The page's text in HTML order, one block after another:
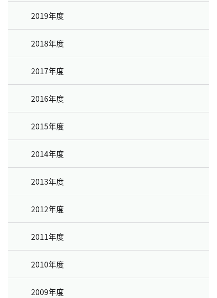
2019年度
2018年度
2017年度
2016年度
2015年度
2014年度
2013年度
2012年度
2011年度
2010年度
2009年度